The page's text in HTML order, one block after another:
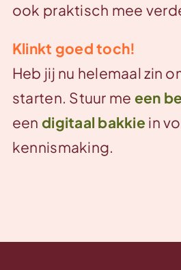
ook praktisch mee
Klinkt goed toch!
Heb jij nu helemaal zin
starten. Stuur me een
een digitaal bakkie in
kennismaking.